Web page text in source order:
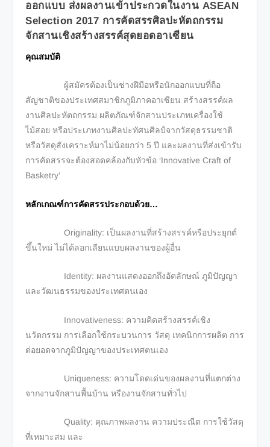
ออกแบบ ส่งผลงานเข้าประกวดในงาน ASEAN
Selection 2017 การคัดสรรศิลปะหัตถกรรม
จักสานเชิงสร้างสรรค์สุดยอดอาเซียน
คุณสมบัติ
ผู้สมัครต้องเป็นช่างฝีมือหรือนักออกแบบที่ถือ
สัญชาติของประเทศสมาชิกภูมิภาคอาเซียน สร้างสรรค์ผล
งานศิลปะหัตถกรรม ผลิตภัณฑ์จักสานประเภทเครื่องใช้
ไม้สอย หรือประเภทงานศิลปะทัศนศิลป์จากวัสดุธรรมชาติ
หรือวัสดุสังเคราะห์มาไม่น้อยกว่า 5 ปี และผลงานที่ส่งเข้ารับ
การคัดสรรจะต้องสอดคล้องกับหัวข้อ ‘Innovative Craft of
Basketry’
หลักเกณฑ์การคัดสรรประกอบด้วย…
Originality: เป็นผลงานที่สร้างสรรค์หรือประยุกต์
ขึ้นใหม่ ไม่ได้ลอกเลียนแบบผลงานของผู้อื่น
Identity: ผลงานแสดงออกถึงอัตลักษณ์ ภูมิปัญญา
และวัฒนธรรมของประเทศตนเอง
Innovativeness: ความคิดสร้างสรรค์เชิง
นวัตกรรม การเลือกใช้กระบวนการ วัสดุ เทคนิกการผลิต การ
ต่อยอดจากภูมิปัญญาของประเทศตนเอง
Uniqueness: ความโดดเด่นของผลงานที่แตกต่าง
จากงานจักสานพื้นบ้าน หรืองานจักสานทั่วไป
Quality: คุณภาพผลงาน ความประณีต การใช้วัสดุ
ที่เหมาะสม และ